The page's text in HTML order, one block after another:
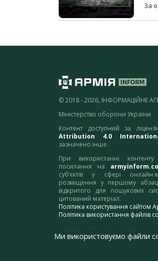
За
© 2018 - 2026, ІНФОРМАЦІЙНЕ
Міністерство оборони України
Контент доступний за
Attribution 4.0
зазначено інше.
При використанні
посилання на
суб’єктів у сфері
розміщення у першому
відкритого для пошукових
цитований матеріал.
Політика користування сайтом
Політика використання файлів
адресу:
Ми використовуємо файли